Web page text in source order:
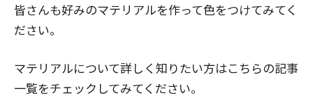
皆さんも好みのマテリアルを作って色をつけてみてく
ださい。
マテリアルについて詳しく知りたい方はこちらの記事
一覧をチェックしてみてください。